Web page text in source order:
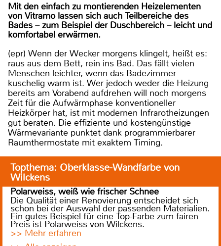
Mit den einfach zu montierenden Heizelementen
von Vitramo lassen sich auch Teilbereiche des
Bades – zum Beispiel der Duschbereich – leicht und
komfortabel erwärmen.
(epr) Wenn der Wecker morgens klingelt, heißt es:
raus aus dem Bett, rein ins Bad. Das fällt vielen
Menschen leichter, wenn das Badezimmer
kuschelig warm ist. Wer jedoch weder die Heizung
bereits am Vorabend aufdrehen will noch morgens
Zeit für die Aufwärmphase konventioneller
Heizkörper hat, ist mit modernen Infrarotheizungen
gut beraten. Die effiziente und kostengünstige
Wärmevariante punktet dank programmierbarer
Raumthermostate mit exaktem Timing.
Topthema: Oberklasse-Wandfarbe von
Wilckens
Polarweiss, weiß wie frischer Schnee
Die Qualität einer Renovierung entscheidet sich
schon bei der Auswahl der passenden Materialien.
Ein gutes Beispiel für eine Top-Farbe zum fairen
Preis ist Polarweiss von Wilckens.
>> Mehr erfahren